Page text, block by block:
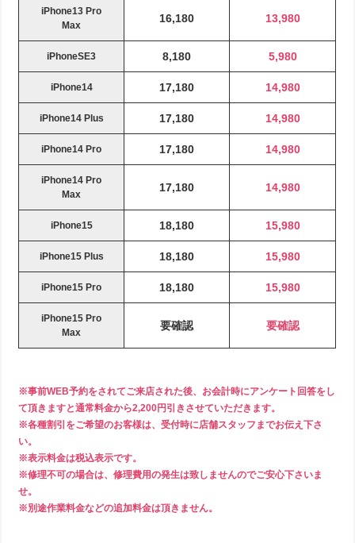
iPhone13 Pro
Max
16,180 13,980
iPhoneSE3 8,180 5,980
iPhone14 17,180 14,980
iPhone14 Plus 17,180 14,980
iPhone14 Pro 17,180 14,980
iPhone14 Pro
Max
17,180 14,980
iPhone15 18,180 15,980
iPhone15 Plus 18,180 15,980
iPhone15 Pro 18,180 15,980
iPhone15 Pro
Max
要確認 要確認
※事前WEB予約をされてご来店された後、お会計時にアンケート回答をし
て頂きますと通常料金から2,200円引きさせていただきます。
※各種割引をご希望のお客様は、受付時に店舗スタッフまでお伝え下さ
い。
※表示料金は税込表示です。
※修理不可の場合は、修理費用の発生は致しませんのでご安心下さいま
せ。
※別途作業料金などの追加料金は頂きません。